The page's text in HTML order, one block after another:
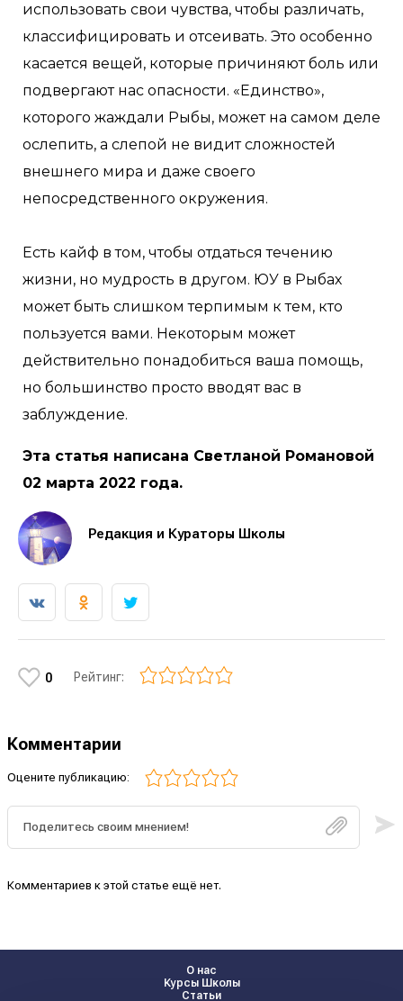
использовать свои чувства, чтобы различать,
классифицировать и отсеивать. Это особенно
касается вещей, которые причиняют боль или
подвергают нас опасности. «Единство»,
которого жаждали Рыбы, может на самом деле
ослепить, а слепой не видит сложностей
внешнего мира и даже своего
непосредственного окружения.
Есть кайф в том, чтобы отдаться течению
жизни, но мудрость в другом. ЮУ в Рыбах
может быть слишком терпимым к тем, кто
пользуется вами. Некоторым может
действительно понадобиться ваша помощь,
но большинство просто вводят вас в
заблуждение.
Эта статья написана Светланой Романовой
02 марта 2022 года.
Редакция и Кураторы Школы
0 Рейтинг:
Комментарии
Оцените публикацию:
Комментариев к этой статье ещё нет.
О нас
Курсы Школы
Статьи